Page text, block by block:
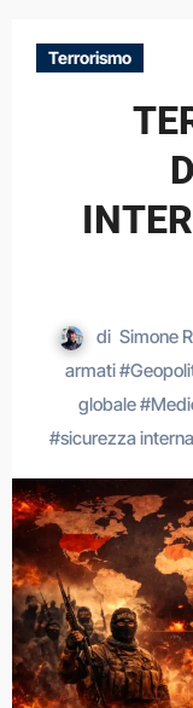
Terrorismo
di Simone
armati#
globale#
#sicurezza